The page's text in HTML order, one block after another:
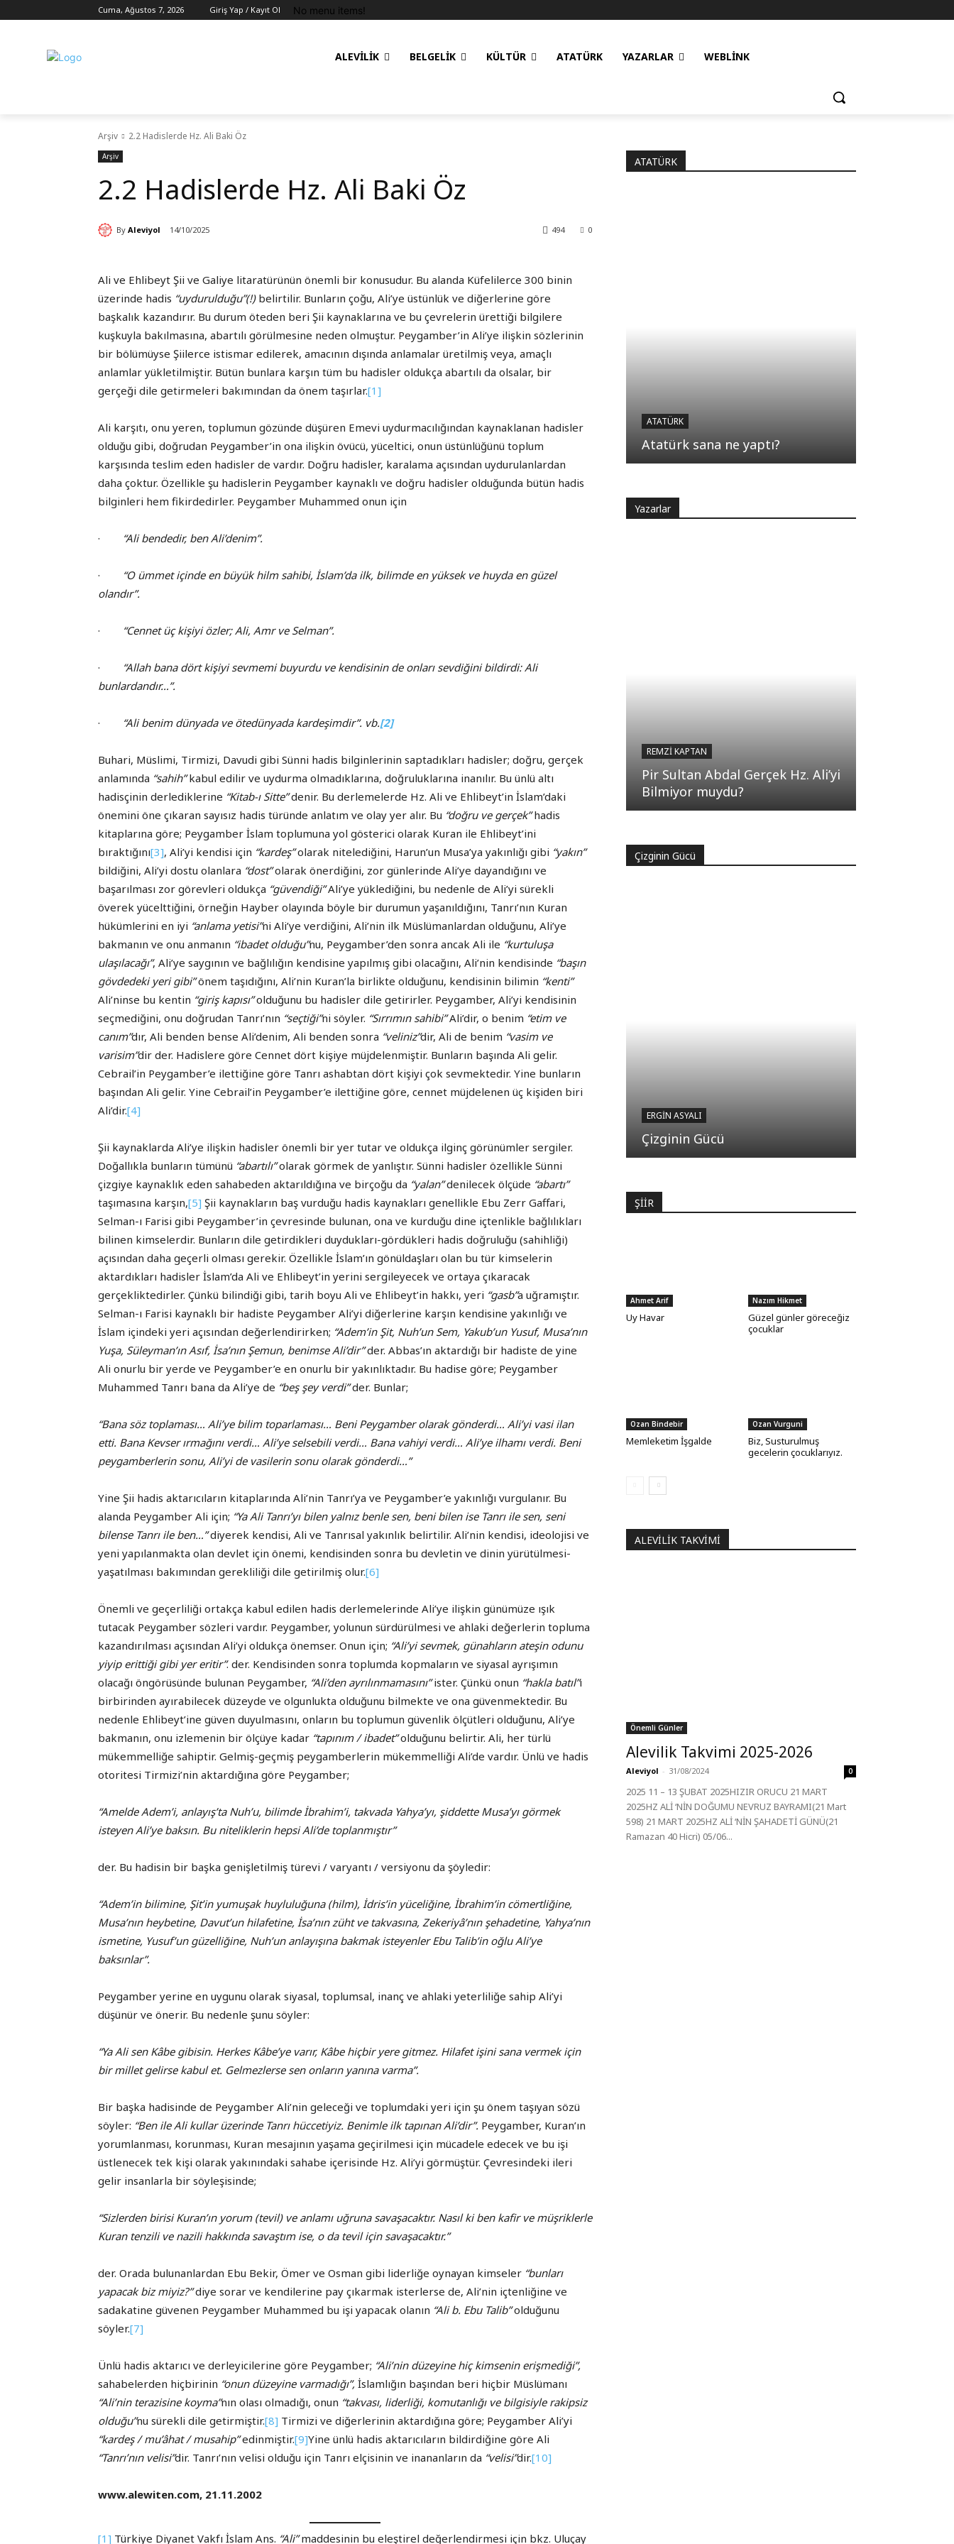
Cuma, Ağustos 7, 2026 Giriş Yap / Kayıt Ol No menu items!
ALEVILIK BELGELIK KÜLTÜR ATATÜRK YAZARLAR WEBLINK
Arşiv 2.2 Hadislerde Hz. Ali Baki Öz
Arşiv
2.2 Hadislerde Hz. Ali Baki Öz
By Aleviyol 14/10/2025 0
494
Ali ve Ehlibeyt Şii ve Galiye litaratürünün önemli bir konusudur. Bu alanda Küfelilerce 300 binin
üzerinde hadis “uydurulduğu”(!)belirtilir. Bunların çoğu, Ali’ye üstünlük ve diğerlerine göre
başkalık kazandırır. Bu durum öteden beri Şii kaynaklarına ve bu çevrelerin ürettiği bilgilere
kuşkuyla bakılmasına, abartılı görülmesine neden olmuştur. Peygamber’in Ali’ye ilişkin sözlerinin
bir bölümüyse Şiilerce istismar edilerek, amacının dışında anlamalar üretilmiş veya, amaçlı
anlamlar yükletilmiştir. Bütün bunlara karşın tüm bu hadisler oldukça abartılı da olsalar, bir
gerçeği dile getirmeleri bakımından da önem taşırlar.[1]
Ali karşıtı, onu yeren, toplumun gözünde düşüren Emevi uydurmacılığından kaynaklanan hadisler
olduğu gibi, doğrudan Peygamber’in ona ilişkin övücü, yüceltici, onun üstünlüğünü toplum
karşısında teslim eden hadisler de vardır. Doğru hadisler, karalama açısından uydurulanlardan
daha çoktur. Özellikle şu hadislerin Peygamber kaynaklı ve doğru hadisler olduğunda bütün hadis
bilginleri hem fikirdedirler. Peygamber Muhammed onun için
· “Ali bendedir, ben Ali’denim”.
· “O ümmet içinde en büyük hilm sahibi, İslam’da ilk, bilimde en yüksek ve huyda en güzel
olandır”.
· “Cennet üç kişiyi özler; Ali, Amr ve Selman”.
· “Allah bana dört kişiyi sevmemi buyurdu ve kendisinin de onları sevdiğini bildirdi: Ali
bunlardandır…”.
· “Ali benim dünyada ve ötedünyada kardeşimdir”. vb.[2]
Buhari, Müslimi, Tirmizi, Davudi gibi Sünni hadis bilginlerinin saptadıkları hadisler; doğru, gerçek
anlamında “sahih”kabul edilir ve uydurma olmadıklarına, doğruluklarına inanılır. Bu ünlü altı
hadisçinin derlediklerine “Kitab-ı Sitte”denir. Bu derlemelerde Hz. Ali ve Ehlibeyt’in İslam’daki
önemini öne çıkaran sayısız hadis türünde anlatım ve olay yer alır. Bu “doğru ve gerçek”hadis
kitaplarına göre; Peygamber İslam toplumuna yol gösterici olarak Kuran ile Ehlibeyt’ini
bıraktığını[3], Ali’yi kendisi için “kardeş”olarak nitelediğini, Harun’un Musa’ya yakınlığı gibi “yakın”
bildiğini, Ali’yi dostu olanlara “dost”olarak önerdiğini, zor günlerinde Ali’ye dayandığını ve
başarılması zor görevleri oldukça “güvendiği”Ali’ye yüklediğini, bu nedenle de Ali’yi sürekli
överek yücelttiğini, örneğin Hayber olayında böyle bir durumun yaşanıldığını, Tanrı’nın Kuran
hükümlerini en iyi “anlama yetisi”ni Ali’ye verdiğini, Ali’nin ilk Müslümanlardan olduğunu, Ali’ye
bakmanın ve onu anmanın “ibadet olduğu”nu, Peygamber’den sonra ancak Ali ile “kurtuluşa
ulaşılacağı”, Ali’ye saygının ve bağlılığın kendisine yapılmış gibi olacağını, Ali’nin kendisinde “başın
gövdedeki yeri gibi”önem taşıdığını, Ali’nin Kuran’la birlikte olduğunu, kendisinin bilimin “kenti”
Ali’ninse bu kentin “giriş kapısı”olduğunu bu hadisler dile getirirler. Peygamber, Ali’yi kendisinin
seçmediğini, onu doğrudan Tanrı’nın “seçtiği”ni söyler. “Sırrımın sahibi”Ali’dir, o benim “etim ve
canım”dır, Ali benden bense Ali’denim, Ali benden sonra “veliniz”dir, Ali de benim “vasim ve
varisim”dir der. Hadislere göre Cennet dört kişiye müjdelenmiştir. Bunların başında Ali gelir.
Cebrail’in Peygamber’e ilettiğine göre Tanrı ashabtan dört kişiyi çok sevmektedir. Yine bunların
başından Ali gelir. Yine Cebrail’in Peygamber’e ilettiğine göre, cennet müjdelenen üç kişiden biri
Ali’dir.[4]
Şii kaynaklarda Ali’ye ilişkin hadisler önemli bir yer tutar ve oldukça ilginç görünümler sergiler.
Doğallıkla bunların tümünü “abartılı”olarak görmek de yanlıştır. Sünni hadisler özellikle Sünni
çizgiye kaynaklık eden sahabeden aktarıldığına ve birçoğu da “yalan”denilecek ölçüde “abartı”
taşımasına karşın,[5] Şii kaynakların baş vurduğu hadis kaynakları genellikle Ebu Zerr Gaffari,
Selman-ı Farisi gibi Peygamber’in çevresinde bulunan, ona ve kurduğu dine içtenlikle bağlılıkları
bilinen kimselerdir. Bunların dile getirdikleri duydukları-gördükleri hadis doğruluğu (sahihliği)
açısından daha geçerli olması gerekir. Özellikle İslam’ın gönüldaşları olan bu tür kimselerin
aktardıkları hadisler İslam’da Ali ve Ehlibeyt’in yerini sergileyecek ve ortaya çıkaracak
gerçekliktedirler. Çünkü bilindiği gibi, tarih boyu Ali ve Ehlibeyt’in hakkı, yeri “gasb”a uğramıştır.
Selman-ı Farisi kaynaklı bir hadiste Peygamber Ali’yi diğerlerine karşın kendisine yakınlığı ve
İslam içindeki yeri açısından değerlendirirken; “Adem’in Şit, Nuh’un Sem, Yakub’un Yusuf, Musa’nın
Yuşa, Süleyman’ın Asıf, İsa’nın Şemun, benimse Ali’dir”der. Abbas’ın aktardığı bir hadiste de yine
Ali onurlu bir yerde ve Peygamber’e en onurlu bir yakınlıktadır. Bu hadise göre; Peygamber
Muhammed Tanrı bana da Ali’ye de “beş şey verdi”der. Bunlar;
“Bana söz toplaması… Ali’ye bilim toparlaması… Beni Peygamber olarak gönderdi… Ali’yi vasi ilan
etti. Bana Kevser ırmağını verdi… Ali’ye selsebili verdi… Bana vahiyi verdi… Ali’ye ilhamı verdi. Beni
peygamberlerin sonu, Ali’yi de vasilerin sonu olarak gönderdi…”
Yine Şii hadis aktarıcıların kitaplarında Ali’nin Tanrı’ya ve Peygamber’e yakınlığı vurgulanır. Bu
alanda Peygamber Ali için; “Ya Ali Tanrı’yı bilen yalnız benle sen, beni bilen ise Tanrı ile sen, seni
bilense Tanrı ile ben…”diyerek kendisi, Ali ve Tanrısal yakınlık belirtilir. Ali’nin kendisi, ideolojisi ve
yeni yapılanmakta olan devlet için önemi, kendisinden sonra bu devletin ve dinin yürütülmesi-
yaşatılması bakımından gerekliliği dile getirilmiş olur.[6]
Önemli ve geçerliliği ortakça kabul edilen hadis derlemelerinde Ali’ye ilişkin günümüze ışık
tutacak Peygamber sözleri vardır. Peygamber, yolunun sürdürülmesi ve ahlaki değerlerin topluma
kazandırılması açısından Ali’yi oldukça önemser. Onun için; “Ali’yi sevmek, günahların ateşin odunu
yiyip erittiği gibi yer eritir”. der. Kendisinden sonra toplumda kopmaların ve siyasal ayrışımın
olacağı öngörüsünde bulunan Peygamber, “Ali’den ayrılınmamasını”ister. Çünkü onun “hakla batıl”ı
birbirinden ayırabilecek düzeyde ve olgunlukta olduğunu bilmekte ve ona güvenmektedir. Bu
nedenle Ehlibeyt’ine güven duyulmasını, onların bu toplumun güvenlik ölçütleri olduğunu, Ali’ye
bakmanın, onu izlemenin bir ölçüye kadar “tapınım / ibadet”olduğunu belirtir. Ali, her türlü
mükemmelliğe sahiptir. Gelmiş-geçmiş peygamberlerin mükemmelliği Ali’de vardır. Ünlü ve hadis
otoritesi Tirmizi’nin aktardığına göre Peygamber;
“Amelde Adem’i, anlayış’ta Nuh’u, bilimde İbrahim’i, takvada Yahya’yı, şiddette Musa’yı görmek
isteyen Ali’ye baksın. Bu niteliklerin hepsi Ali’de toplanmıştır”
der. Bu hadisin bir başka genişletilmiş türevi / varyantı / versiyonu da şöyledir:
“Adem’in bilimine, Şit’in yumuşak huyluluğuna (hilm), İdris’in yüceliğine, İbrahim’in cömertliğine,
Musa’nın heybetine, Davut’un hilafetine, İsa’nın züht ve takvasına, Zekeriyâ’nın şehadetine, Yahya’nın
ismetine, Yusuf’un güzelliğine, Nuh’un anlayışına bakmak isteyenler Ebu Talib’in oğlu Ali’ye
baksınlar”.
Peygamber yerine en uygunu olarak siyasal, toplumsal, inanç ve ahlaki yeterliliğe sahip Ali’yi
düşünür ve önerir. Bu nedenle şunu söyler:
“Ya Ali sen Kâbe gibisin. Herkes Kâbe’ye varır, Kâbe hiçbir yere gitmez. Hilafet işini sana vermek için
bir millet gelirse kabul et. Gelmezlerse sen onların yanına varma”.
Bir başka hadisinde de Peygamber Ali’nin geleceği ve toplumdaki yeri için şu önem taşıyan sözü
söyler: “Ben ile Ali kullar üzerinde Tanrı hüccetiyiz. Benimle ilk tapınan Ali’dir”. Peygamber, Kuran’ın
yorumlanması, korunması, Kuran mesajının yaşama geçirilmesi için mücadele edecek ve bu işi
üstlenecek tek kişi olarak yakınındaki sahabe içerisinde Hz. Ali’yi görmüştür. Çevresindeki ileri
gelir insanlarla bir söyleşisinde;
“Sizlerden birisi Kuran’ın yorum (tevil) ve anlamı uğruna savaşacaktır. Nasıl ki ben kafir ve müşriklerle
Kuran tenzili ve nazili hakkında savaştım ise, o da tevil için savaşacaktır.”
der. Orada bulunanlardan Ebu Bekir, Ömer ve Osman gibi liderliğe oynayan kimseler “bunları
yapacak biz miyiz?”diye sorar ve kendilerine pay çıkarmak isterlerse de, Ali’nin içtenliğine ve
sadakatine güvenen Peygamber Muhammed bu işi yapacak olanın “Ali b. Ebu Talib”olduğunu
söyler.[7]
Ünlü hadis aktarıcı ve derleyicilerine göre Peygamber; “Ali’nin düzeyine hiç kimsenin erişmediği”,
sahabelerden hiçbirinin “onun düzeyine varmadığı”, İslamlığın başından beri hiçbir Müslümanı
“Ali’nin terazisine koyma”nın olası olmadığı, onun “takvası, liderliği, komutanlığı ve bilgisiyle rakipsiz
olduğu”nu sürekli dile getirmiştir.[8] Tirmizi ve diğerlerinin aktardığına göre; Peygamber Ali’yi
“kardeş / mu’âhat / musahip”edinmiştir.[9]Yine ünlü hadis aktarıcıların bildirdiğine göre Ali
“Tanrı’nın velisi”dir. Tanrı’nın velisi olduğu için Tanrı elçisinin ve inananların da “velisi”dir.[10]
www.alewiten.com, 21.11.2002
[1] Türkiye Diyanet Vakfı İslam Ans. “Ali”maddesinin bu eleştirel değerlendirmesi için bkz. Uluçay
ATATÜRK
ATATÜRK
Atatürk sana ne yaptı?
Yazarlar
REMZI KAPTAN
Pir Sultan Abdal Gerçek Hz. Ali’yi
Bilmiyor muydu?
Çizginin Gücü
ERGIN ASYALI
Çizginin Gücü
ŞİİR
Ahmet Arif
Uy Havar
Nazım Hikmet
Güzel günler göreceğiz
çocuklar
Ozan Bindebir
Memleketim İşgalde
Ozan Vurguni
Biz, Susturulmuş
gecelerin çocuklarıyız.
ALEVILIK TAKVIMI
Önemli Günler
Alevilik Takvimi 2025-2026
Aleviyol - 31/08/2024 0
2025 11 – 13 ŞUBAT 2025HIZIR ORUCU 21 MART
2025HZ ALİ ‘NİN DOĞUMU NEVRUZ BAYRAMI(21 Mart
598) 21 MART 2025HZ ALİ ‘NİN ŞAHADETİ GÜNÜ(21
Ramazan 40 Hicri) 05/06...